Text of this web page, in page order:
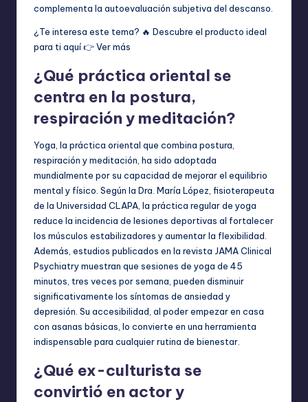
complementa la autoevaluación subjetiva del descanso.
¿Te interesa este tema? 🔥 Descubre el producto ideal
para ti aquí 👉Ver más
¿Qué práctica oriental se
centra en la postura,
respiración y meditación?
Yoga, la práctica oriental que combina postura,
respiración y meditación, ha sido adoptada
mundialmente por su capacidad de mejorar el equilibrio
mental y físico. Según la Dra. María López, fisioterapeuta
de la Universidad CLAPA, la práctica regular de yoga
reduce la incidencia de lesiones deportivas al fortalecer
los músculos estabilizadores y aumentar la flexibilidad.
Además, estudios publicados en la revista JAMA Clinical
Psychiatry muestran que sesiones de yoga de 45
minutos, tres veces por semana, pueden disminuir
significativamente los síntomas de ansiedad y
depresión. Su accesibilidad, al poder empezar en casa
con asanas básicas, lo convierte en una herramienta
indispensable para cualquier rutina de bienestar.
¿Qué ex-culturista se
convirtió en actor y